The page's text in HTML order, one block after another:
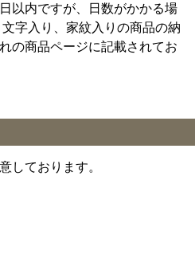
以内ですが、日数がかかる場
字入り、家紋入りの商品の納
の商品ページに記載されてお
しております。